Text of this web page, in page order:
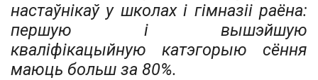
настаўнікаў у школах і гімназіі раёна:
першую і вышэйшую
кваліфікацыйную катэгорыю сёння
маюць больш за 80%.